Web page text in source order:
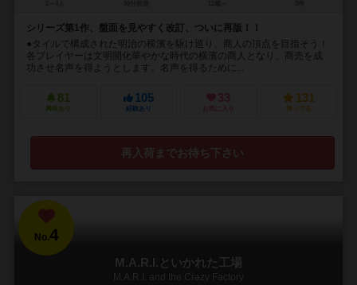
シリーズ第1作、盤面を見やすく改訂、ついに再版！！
●タイルで構成された明治の横濱を駆け巡り、商人の頂点を目指そう！
各プレイヤーは文明開化華やかな時代の横濱の商人となり、商売を成
功させ名声を得ようとします。名声を得るために...
81
興味あり
105
経験あり
33
お気に入り
131
持ってる
再入荷までお待ち下さい
No.4
M.A.R.I.といかれた工場
M.A.R.I. and the Crazy Factory